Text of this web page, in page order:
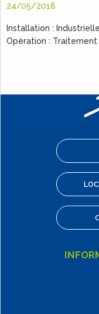
24/05/2018
Installation :
Opération : Traitement